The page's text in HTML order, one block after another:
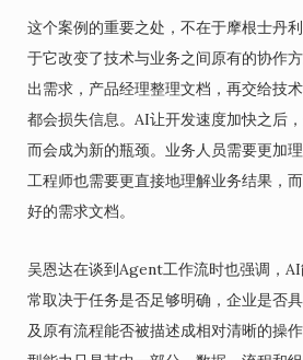
这个案例的重要之处，不在于摩根士丹
于它改变了技术与业务之间原有的协作
出需求，产品经理整理文档，再交给技
都会损失信息。AI让开发速度加快之后
而会成为新的瓶颈。业务人员需要更加
工程师也需要更直接地理解业务结果，
好的需求文档。
吴恩达在谈到Agent工作流时也强调，
常取决于任务是否足够明确，企业是否
及原有流程能否被描述成相对清晰的操